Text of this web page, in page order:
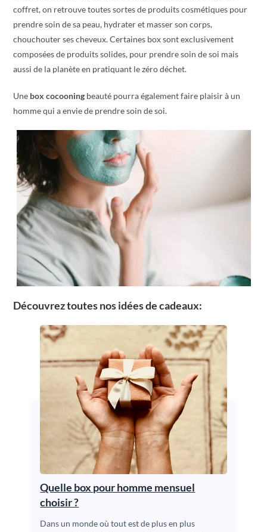
coffret, on retrouve toutes sortes de produits cosmétiques pour
prendre soin de sa peau, hydrater et masser son corps,
chouchouter ses cheveux. Certaines box sont exclusivement
composées de produits solides, pour prendre soin de soi mais
aussi de la planète en pratiquant le zéro déchet.
Une box cocooning beauté pourra également faire plaisir à un
homme qui a envie de prendre soin de soi.
Découvrez toutes nos idées de cadeaux:
Quelle box pour homme mensuel
choisir ?
Dans un monde où tout est de plus en plus